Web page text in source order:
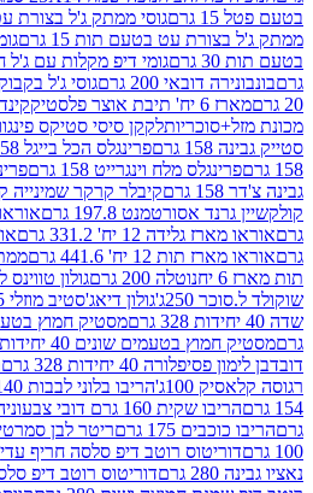
גוסי ממתק ג'ל בצורת עט בטעם אבטיח
עט בטעם תות 15 גרם
גומי דיפ
200 גרם
גוסי ג'ל בקבוק חמוץ 20 גרם
פלסטיק
קינדר דגנים רביעייה
לקקן סיסי סטיקס פינגווין תות 9 גרם
פרינגלס הכל בייגל 158 גרם
מלח וינגרייט 158 גרם
פרינגלס ראנץ' 158 גרם
קיבלר קרקר שמינייה קלאב צ'דר 311 גרם
197.8 גרם
12 יח' 331.2 גרם
12 יח' 441.6 גרם
ממתק אבקה
נוטלה 200 גרם
גולון טווינס ללא ת.סוכר 147ג'
250ג'
גולון דיאג'סטיב מוזלי 365ג'
בטעמים שונים 40 יחידות 328 גרם
40 יחידות 328 גרם
בד"צ טורינו
הריבו בלוני לבבות 140 גרם
160 גרם דובי צבעוני
175 גרם
ריטר לבן סמרטיס 100 גרם
רוטב דיפ סלסה חריף עדין 300 גרם
דוריטוס רוטב דיפ סלסה חריף 300 גרם